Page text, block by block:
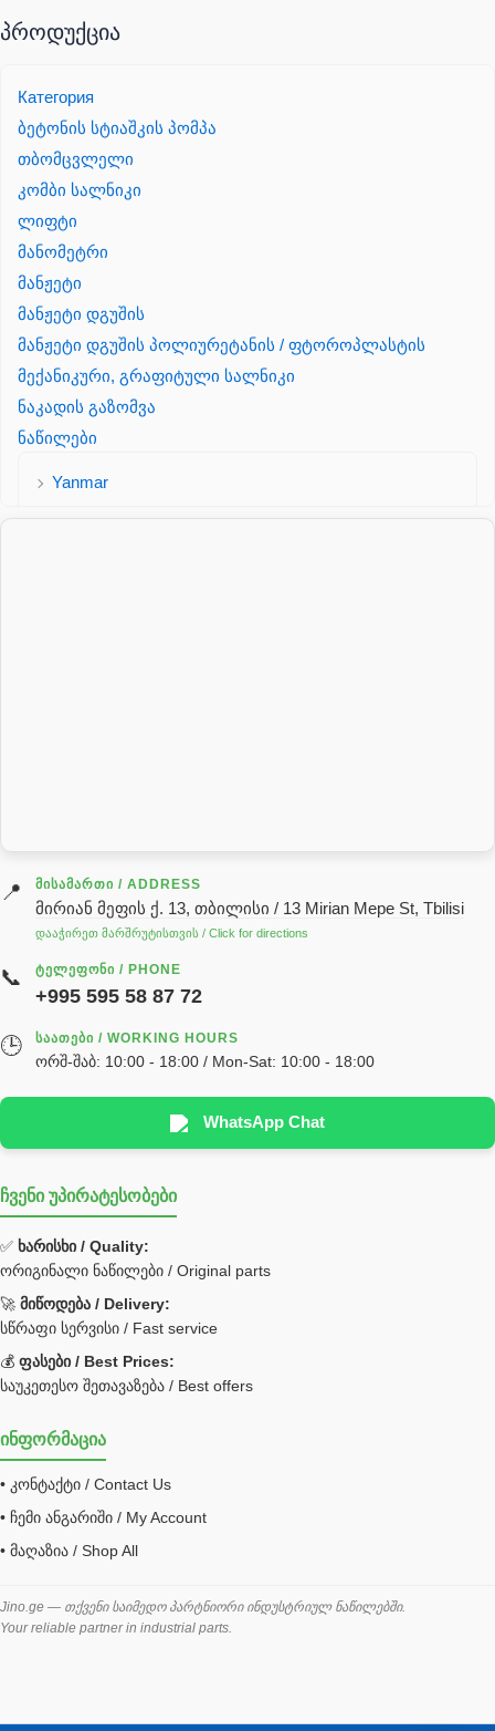
პროდუქცია
Категория
ბეტონის სტიაშკის პომპა
თბომცვლელი
კომბი სალნიკი
ლიფტი
მანომეტრი
მანჟეტი
მანჟეტი დგუშის
მანჟეტი დგუშის პოლიურეტანის / ფტოროპლასტის
მექანიკური, გრაფიტული სალნიკი
ნაკადის გაზომვა
ნაწილები
Yanmar
გადაცემათა კოლოფის ზეთი( კარობკის ზეთი)
ძრავის ზეთი
ჰიდრავლიკის ზეთი
реек
სხადასხვა
Hyva
უჟანგავი ფოლადი
Bobcat ფილტრი
Caterpillar ფილტრი
JCB ფილტრი
ქვაბი გათბობა მილები
შემაერთებელი / გადამყვანი UNF ORFS
შემაერთებელი BSPP /გადამყვანი
შესაფუთი მანქანა ვაკუმით
შლანგი
საწვავის შლანგი
📍 ᲛᲘᲡᲐᲛᲐᲠᲗᲘ / ADDRESS
მირიან მეფის ქ. 13, თბილისი / 13 Mirian Mepe St, Tbilisi
დააჭირეთ მარშრუტისთვის / Click for directions
📞 ᲢᲔᲚᲔᲤᲝᲜᲘ / PHONE
+995 595 58 87 72
🕒 ᲡᲐᲐᲗᲔᲑᲘ / WORKING HOURS
ორშ-შაბ: 10:00 - 18:00 / Mon-Sat: 10:00 - 18:00
WhatsApp Chat
ჩვენი უპირატესობები
✅ ხარისხი / Quality:
ორიგინალი ნაწილები / Original parts
🚀 მიწოდება / Delivery:
სწრაფი სერვისი / Fast service
💰 ფასები / Best Prices:
საუკეთესო შეთავაზება / Best offers
ინფორმაცია
• კონტაქტი / Contact Us
• ჩემი ანგარიში / My Account
• მაღაზია / Shop All
Jino.ge — თქვენი საიმედო პარტნიორი ინდუსტრიულ ნაწილებში.
Your reliable partner in industrial parts.